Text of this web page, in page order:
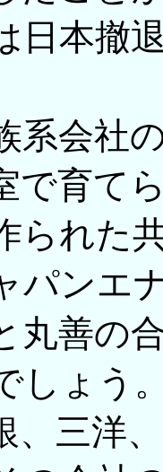
日本撤
会社
で育て
られた
パンエ
丸善の
しょう
、三洋